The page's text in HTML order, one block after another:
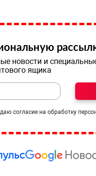
новости и
ящика
согласие на обработку